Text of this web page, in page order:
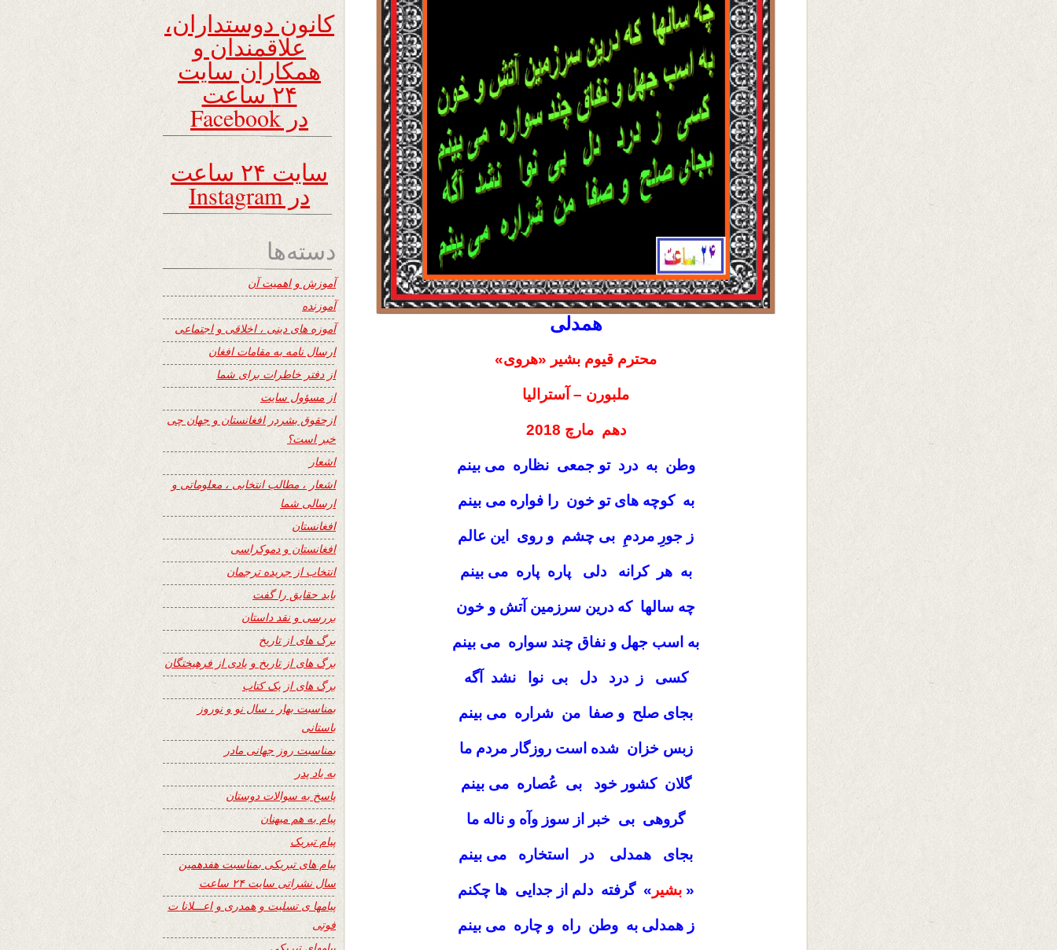
همدلی
محترم قیوم بشیر «هروی»
ملبورن – آسترالیا
دهم مارچ 2018
وطن به درد تو جمعی نظاره می بینم
به کوچه های تو خون را فواره می بینم
ز جورِ مردمِ بی چشم و روی این عالم
به هر کرانه دلی پاره پاره می بینم
چه سالها که درین سرزمین آتش و خون
به اسب جهل و نفاق چند سواره می بینم
کسی ز درد دل بی نوا نشد آگه
بجای صلح و صفا من شراره می بینم
زبس خزان شده است روزگار مردم ما
گلان کشور خود بی عُصاره می بینم
گروهی بی خبر از سوز وآه و ناله ما
بجای همدلی در استخاره می بینم
«بشیر » گرفته دلم از جدایی ها چکنم
ز همدلی به وطن راه و چاره می بینم
کانون دوستداران،
علاقمندان و
همکاران سایت
۲۴ ساعت
در Facebook
سایت ۲۴ ساعت
در Instagram
دسته‌ها
آموزش و اهمیت آن
آموزنده
آموزه های دینی ، اخلاقی و اجتماعی
ارسال نامه به مقامات افغان
از دفتر خاطرات برای شما
از مسؤول سایت
ازحقوق بشردر افغانستان و جهان چی
خبر است؟
اشعار
اشعار ، مطالب انتخابی ، معلوماتی و
ارسالی شما
افغانستان
افغانستان و دموکراسی
انتخاب از جریده ترجمان
باید حقایق را گفت
بررسی و نقد داستان
برگ های از تاریخ
برگ های از تاریخ و یادی از فرهیختگان
برگ های از یک کتاب
بمناسبت بهار ، سال نو و نوروز
باستانی
بمناسبت روز جهانی مادر
به یاد پدر
پاسخ به سوالات دوستان
پیام به هم میهنان
پیام تبریک
پیام های تبریکی بمناسبت هفدهمین
سال نشراتی سایت ۲۴ ساعت
پیامها ی تسلیت و همدری و اعـــلانا ت
فوتی